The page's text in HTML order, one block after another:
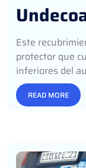
Este
protector que
inferiores del
READ MORE